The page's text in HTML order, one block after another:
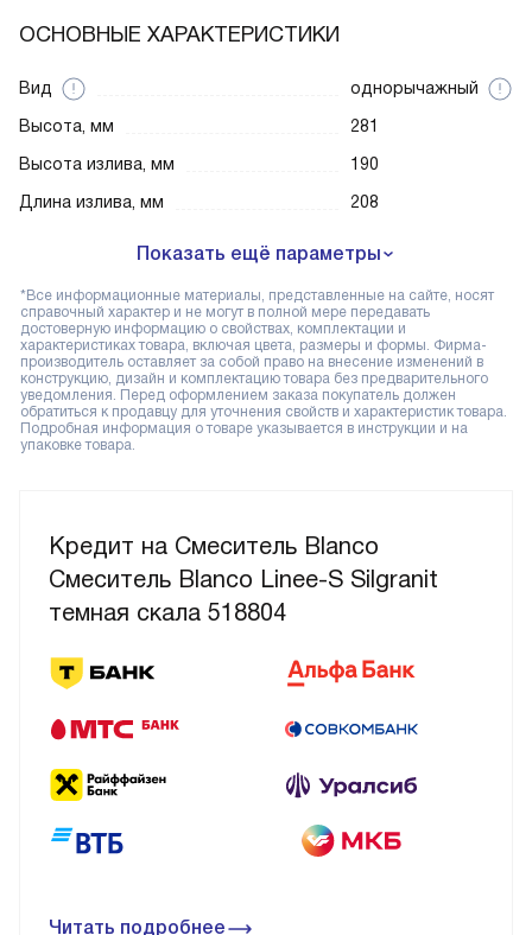
Кредит на Смеситель Blanco
Смеситель Blanco Linee-S Silgranit
темная скала 518804
Читать подробнее
ОСНОВНЫЕ ХАРАКТЕРИСТИКИ
Вид
однорычажный
Высота, мм
281
Высота излива, мм
190
Длина излива, мм
208
Показать ещё параметры
*Все информационные материалы, представленные на сайте, носят
справочный характер и не могут в полной мере передавать
достоверную информацию о свойствах, комплектации и
характеристиках товара, включая цвета, размеры и формы. Фирма-
производитель оставляет за собой право на внесение изменений в
конструкцию, дизайн и комплектацию товара без предварительного
уведомления. Перед оформлением заказа покупатель должен
обратиться к продавцу для уточнения свойств и характеристик товара.
Подробная информация о товаре указывается в инструкции и на
упаковке товара.